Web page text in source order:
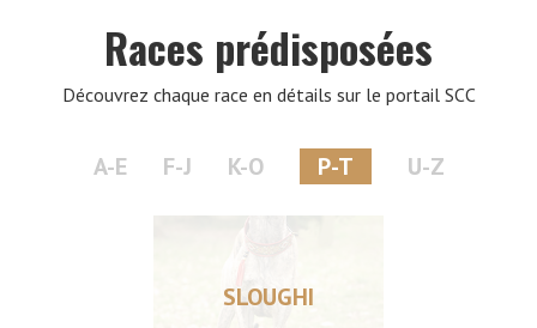
Races prédisposées
Découvrez chaque race en détails sur le portail SCC
A-E F-J K-O P-T U-Z
SLOUGHI